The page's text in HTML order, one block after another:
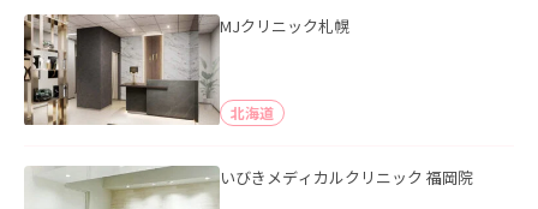
MJクリニック札幌
北海道
いびきメディカルクリニック 福岡院